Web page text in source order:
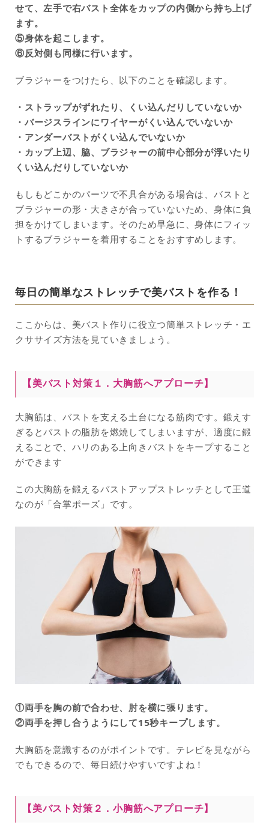
せて、左手で右バスト全体をカップの内側から持ち上げ
ます。
⑤身体を起こします。
⑥反対側も同様に行います。
ブラジャーをつけたら、以下のことを確認します。
・ストラップがずれたり、くい込んだりしていないか
・バージスラインにワイヤーがくい込んでいないか
・アンダーバストがくい込んでいないか
・カップ上辺、脇、ブラジャーの前中心部分が浮いたり
くい込んだりしていないか
もしもどこかのパーツで不具合がある場合は、バストと
ブラジャーの形・大きさが合っていないため、身体に負
担をかけてしまいます。そのため早急に、身体にフィッ
トするブラジャーを着用することをおすすめします。
毎日の簡単なストレッチで美バストを作る！
ここからは、美バスト作りに役立つ簡単ストレッチ・エ
クササイズ方法を見ていきましょう。
【美バスト対策１． 大胸筋へアプローチ】
大胸筋は、バストを支える土台になる筋肉です。鍛えす
ぎるとバストの脂肪を燃焼してしまいますが、適度に鍛
えることで、ハリのある上向きバストをキープすること
ができます
この大胸筋を鍛えるバストアップストレッチとして王道
なのが「合掌ポーズ」です。
①両手を胸の前で合わせ、肘を横に張ります。
②両手を押し合うようにして15秒キープします。
大胸筋を意識するのがポイントです。テレビを見ながら
でもできるので、毎日続けやすいですよね！
【美バスト対策２．小胸筋へアプローチ】